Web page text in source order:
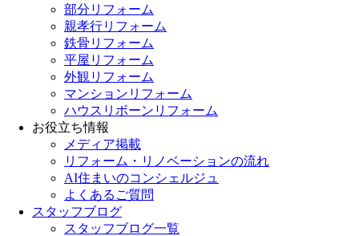
部分リフォーム
親孝行リフォーム
鉄骨リフォーム
平屋リフォーム
外観リフォーム
マンションリフォーム
ハウスリボーンリフォーム
お役立ち情報
メディア掲載
リフォーム・リノベーションの流れ
AI住まいのコンシェルジュ
よくあるご質問
スタッフブログ
スタッフブログ一覧